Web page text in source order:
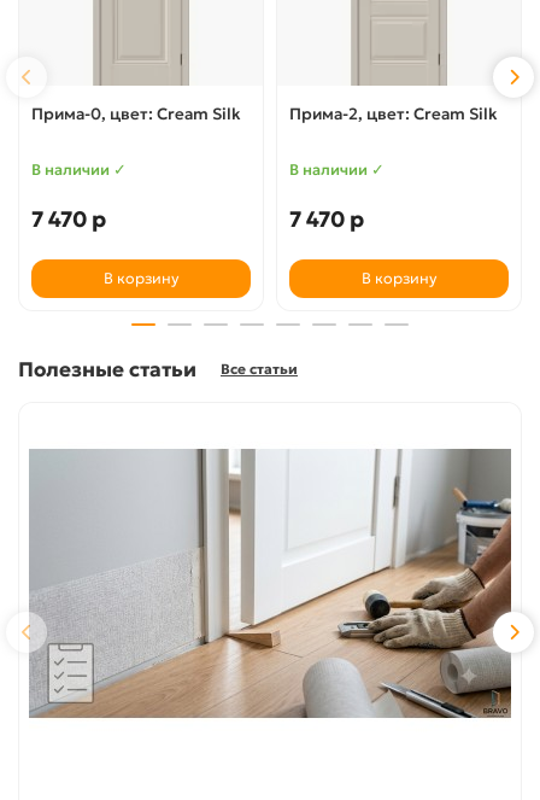
Прима-0, цвет: Cream Silk
В наличии ✓
7 470 р
В корзину
Прима-2, цвет: Cream Silk
В наличии ✓
7 470 р
В корзину
Полезные статьи Все статьи